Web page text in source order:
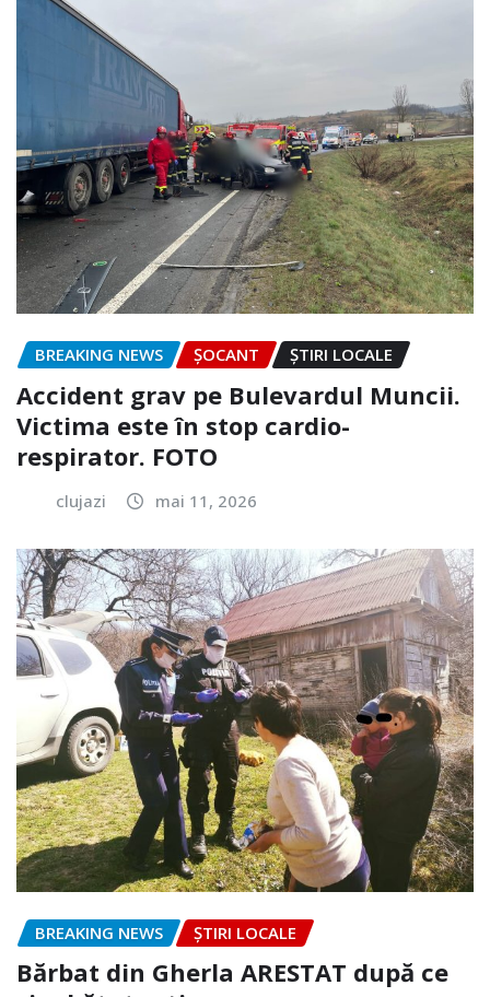
BREAKING NEWS ȘOCANT ȘTIRI LOCALE
Accident grav pe Bulevardul Muncii.
Victima este în stop cardio-
respirator. FOTO
clujazi mai 11, 2026
BREAKING NEWS ȘTIRI LOCALE
Bărbat din Gherla ARESTAT după ce